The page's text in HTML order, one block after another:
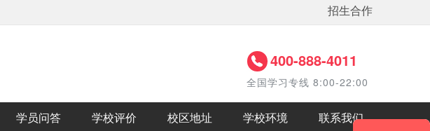
招生合作
400-888-4011
全国学习专线 8:00-22:00
学员问答 学校评价 校区地址 学校环境 联系我们